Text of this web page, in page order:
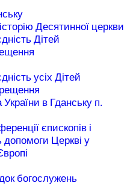
Десятинної церкви
Дітей
усіх Дітей
в Гданську п.
єпископів і
допомоги Церкві у
богослужень